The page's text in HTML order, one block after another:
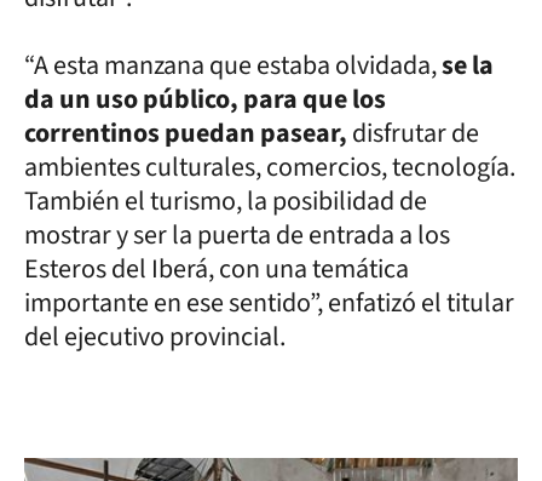
“A esta manzana que estaba olvidada,se la
da un uso público, para que los
correntinos puedan pasear,disfrutar de
ambientes culturales, comercios, tecnología.
También el turismo, la posibilidad de
mostrar y ser la puerta de entrada a los
Esteros del Iberá, con una temática
importante en ese sentido”, enfatizó el titular
del ejecutivo provincial.